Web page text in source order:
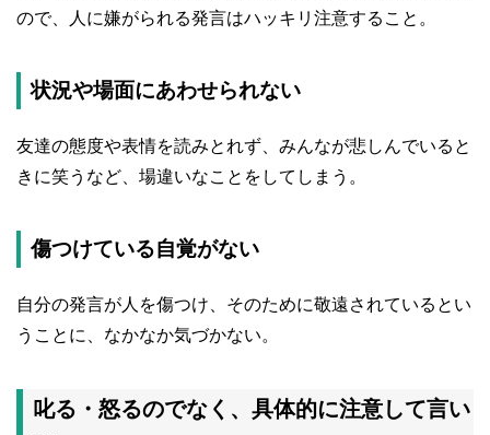
ので、人に嫌がられる発言はハッキリ注意すること。
状況や場面にあわせられない
友達の態度や表情を読みとれず、みんなが悲しんでいると
きに笑うなど、場違いなことをしてしまう。
傷つけている自覚がない
自分の発言が人を傷つけ、そのために敬遠されているとい
うことに、なかなか気づかない。
叱る・怒るのでなく、具体的に注意して言い